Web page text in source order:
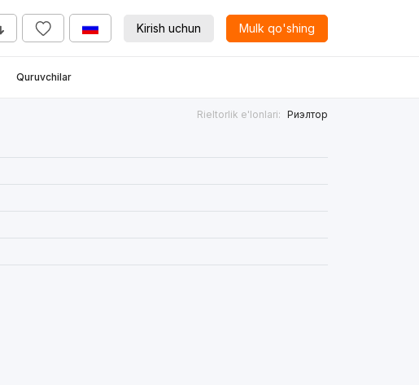
Kirish uchun Mulk qo'shing
Quruvchilar
Rieltorlik e'lonlari: Риэлтор